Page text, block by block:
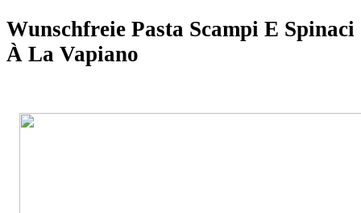
Wunschfreie Pasta Scampi E Spinaci
À La Vapiano